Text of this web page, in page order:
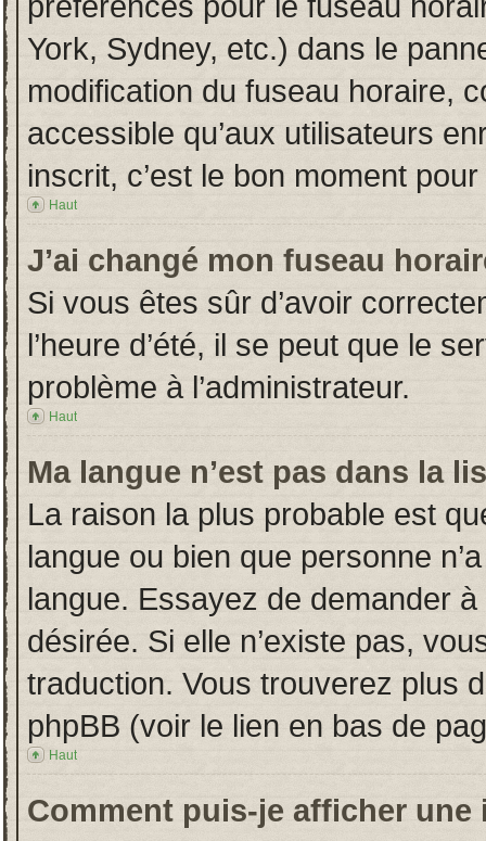
York, Sydney, etc.) dans le
modification du fuseau horaire,
accessible qu’aux utilisateurs
inscrit, c’est le bon moment
Haut
J’ai changé mon fuseau
Si vous êtes sûr d’avoir
l’heure d’été, il se peut que le
problème à l’administrateur.
Haut
Ma langue n’est pas dans la
La raison la plus probable est
langue ou bien que personne
langue. Essayez de demander à
désirée. Si elle n’existe pas,
traduction. Vous trouverez plus
phpBB (voir le lien en bas de
Haut
Comment puis-je afficher une